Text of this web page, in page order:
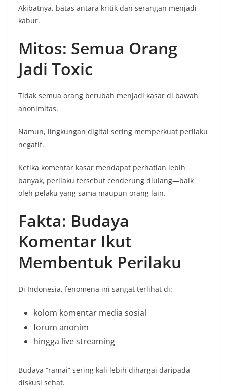
Akibatnya, batas antara kritik dan serangan menjadi
kabur.
Mitos: Semua Orang
Jadi Toxic
Tidak semua orang berubah menjadi kasar di bawah
anonimitas.
Namun, lingkungan digital sering memperkuat perilaku
negatif.
Ketika komentar kasar mendapat perhatian lebih
banyak, perilaku tersebut cenderung diulang—baik
oleh pelaku yang sama maupun orang lain.
Fakta: Budaya
Komentar Ikut
Membentuk Perilaku
Di Indonesia, fenomena ini sangat terlihat di:
kolom komentar media sosial
forum anonim
hingga live streaming
Budaya “ramai” sering kali lebih dihargai daripada
diskusi sehat.